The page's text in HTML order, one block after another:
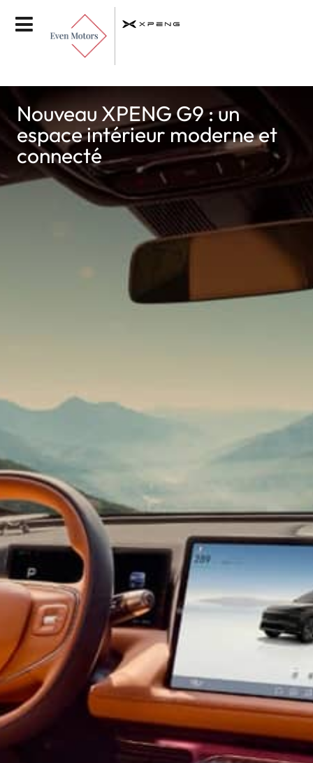
Nouveau XPENG G9 : un
espace intérieur moderne et
connecté